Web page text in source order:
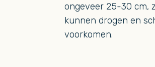
ongeveer 25-30 cm,
kunnen drogen en
voorkomen.